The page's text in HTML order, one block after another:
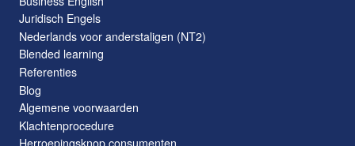
Juridisch Engels
Nederlands voor anderstaligen (NT2)
Blended learning
Referenties
Blog
Algemene voorwaarden
Klachtenprocedure